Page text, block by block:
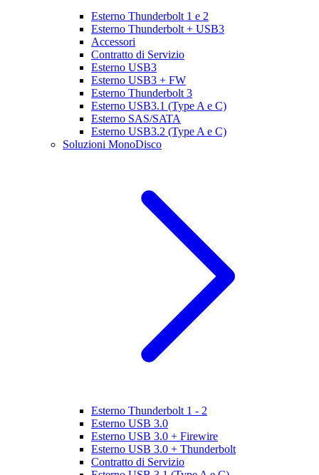
Esterno Thunderbolt 1 e 2
Esterno Thunderbolt + USB3
Accessori
Contratto di Servizio
Esterno USB3
Esterno USB3 + FW
Esterno Thunderbolt 3
Esterno USB3.1 (Type A e C)
Esterno SAS/SATA
Esterno USB3.2 (Type A e C)
Soluzioni MonoDisco
Esterno Thunderbolt 1 - 2
Esterno USB 3.0
Esterno USB 3.0 + Firewire
Esterno USB 3.0 + Thunderbolt
Contratto di Servizio